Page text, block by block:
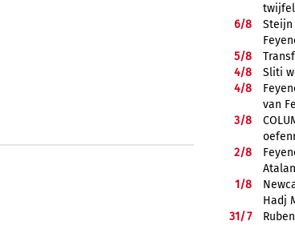
6/8
5/8
4/8
Sliti
4/8
van
3/8
2/8
1/8
Hadj
31/7